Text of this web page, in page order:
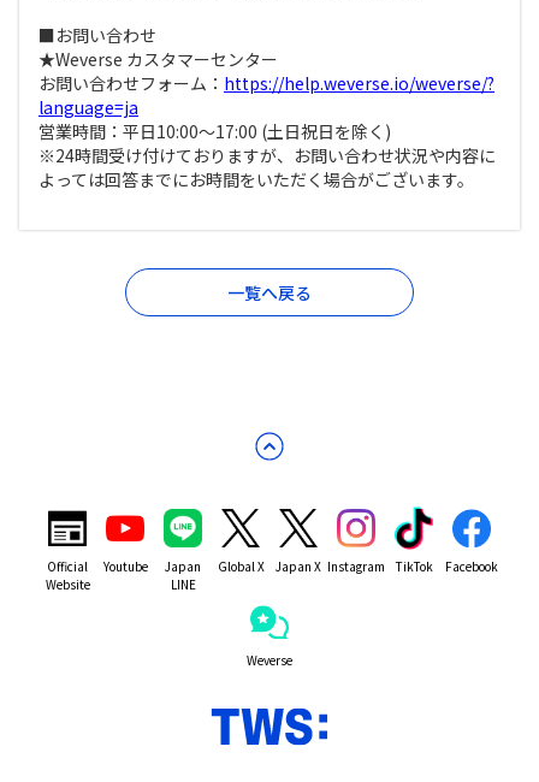
■お問い合わせ
★Weverse カスタマーセンター
お問い合わせフォーム： https://help.weverse.io/weverse/?
language=ja
営業時間：平日10:00～17:00 (土日祝日を除く)
※24時間受け付けておりますが、お問い合わせ状況や内容に
よっては回答までにお時間をいただく場合がございます。
一覧へ戻る
Official
Website
Youtube
Japan
LINE
Global X Japan X Instagram TikTok Facebook
Weverse